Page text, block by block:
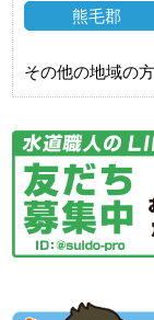
熊毛郡
その他の地域の